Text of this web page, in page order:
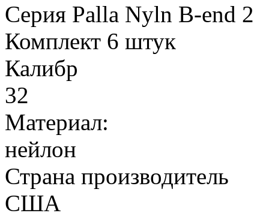
Серия Palla Nyln B-end 2
Комплект 6 штук
Калибр
32
Материал:
нейлон
Страна производитель
США